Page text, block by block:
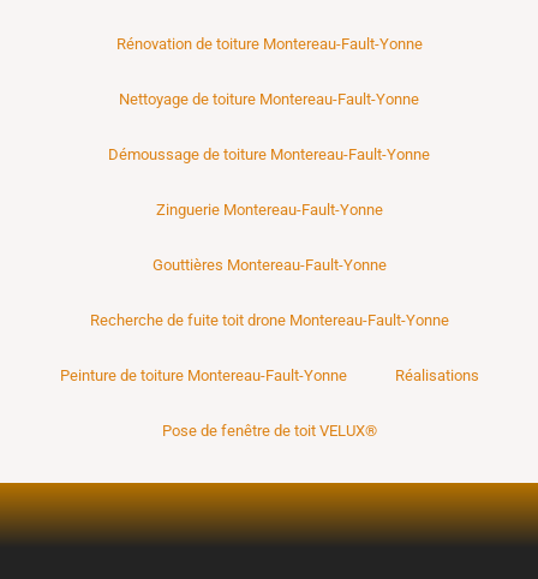
Rénovation de toiture Montereau-Fault-Yonne
Nettoyage de toiture Montereau-Fault-Yonne
Démoussage de toiture Montereau-Fault-Yonne
Zinguerie Montereau-Fault-Yonne
Gouttières Montereau-Fault-Yonne
Recherche de fuite toit drone Montereau-Fault-Yonne
Peinture de toiture Montereau-Fault-Yonne Réalisations
Pose de fenêtre de toit VELUX®